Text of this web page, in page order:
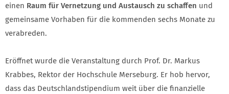
einen Raum für Vernetzung und Austausch zu schaffen und
gemeinsame Vorhaben für die kommenden sechs Monate zu
verabreden.
Eröffnet wurde die Veranstaltung durch Prof. Dr. Markus
Krabbes, Rektor der Hochschule Merseburg. Er hob hervor,
dass das Deutschlandstipendium weit über die finanzielle